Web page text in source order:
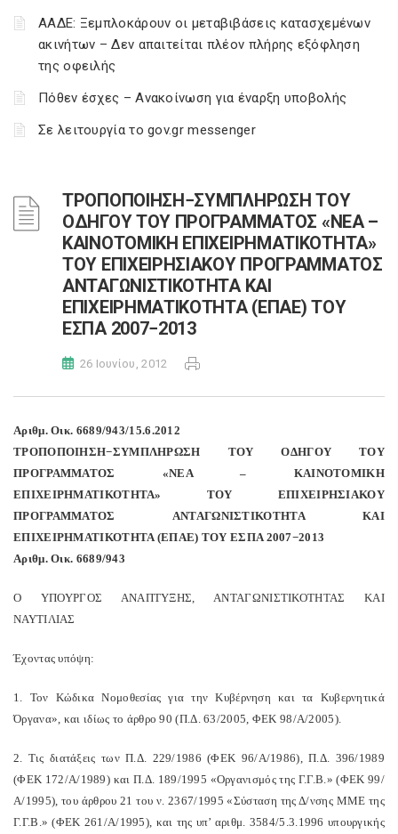
ΑΑΔΕ: Ξεμπλοκάρουν οι μεταβιβάσεις κατασχεμένων
ακινήτων – Δεν απαιτείται πλέον πλήρης εξόφληση
της οφειλής
Πόθεν έσχες – Ανακοίνωση για έναρξη υποβολής
Σε λειτουργία το gov.gr messenger
ΤΡΟΠΟΠΟΙΗΣΗ−ΣΥΜΠΛΗΡΩΣΗ ΤΟΥ
ΟΔΗΓΟΥ ΤΟΥ ΠΡΟΓΡΑΜΜΑΤΟΣ «ΝΕΑ –
ΚΑΙΝΟΤΟΜΙΚΗ ΕΠΙΧΕΙΡΗΜΑΤΙΚΟΤΗΤΑ»
ΤΟΥ ΕΠΙΧΕΙΡΗΣΙΑΚΟΥ ΠΡΟΓΡΑΜΜΑΤΟΣ
ΑΝΤΑΓΩΝΙΣΤΙΚΟΤΗΤΑ ΚΑΙ
ΕΠΙΧΕΙΡΗΜΑΤΙΚΟΤΗΤΑ (ΕΠΑΕ) ΤΟΥ
ΕΣΠΑ 2007−2013
26 Ιουνίου, 2012
Αριθμ. Οικ. 6689/943/15.6.2012
ΤΡΟΠΟΠΟΙΗΣΗ−ΣΥΜΠΛΗΡΩΣΗ ΤΟΥ ΟΔΗΓΟΥ ΤΟΥ
ΠΡΟΓΡΑΜΜΑΤΟΣ «ΝΕΑ – ΚΑΙΝΟΤΟΜΙΚΗ
ΕΠΙΧΕΙΡΗΜΑΤΙΚΟΤΗΤΑ» ΤΟΥ ΕΠΙΧΕΙΡΗΣΙΑΚΟΥ
ΠΡΟΓΡΑΜΜΑΤΟΣ ΑΝΤΑΓΩΝΙΣΤΙΚΟΤΗΤΑ ΚΑΙ
ΕΠΙΧΕΙΡΗΜΑΤΙΚΟΤΗΤΑ (ΕΠΑΕ) ΤΟΥ ΕΣΠΑ 2007−2013
Αριθμ. Οικ. 6689/943
Ο ΥΠΟΥΡΓΟΣ ΑΝΑΠΤΥΞΗΣ, ΑΝΤΑΓΩΝΙΣΤΙΚΟΤΗΤΑΣ ΚΑΙ
ΝΑΥΤΙΛΙΑΣ
Έχοντας υπόψη:
1. Τον Κώδικα Νομοθεσίας για την Κυβέρνηση και τα Κυβερνητικά
Όργανα», και ιδίως το άρθρο 90 (Π.Δ. 63/2005, ΦΕΚ 98/Α/2005).
2. Τις διατάξεις των Π.Δ. 229/1986 (ΦΕΚ 96/Α/1986), Π.Δ. 396/1989
(ΦΕΚ 172/Α/1989) και Π.Δ. 189/1995 «Οργανισμός της Γ.Γ.Β.» (ΦΕΚ 99/
Α/1995), του άρθρου 21 του ν. 2367/1995 «Σύσταση της Δ/νσης ΜΜΕ της
Γ.Γ.Β.» (ΦΕΚ 261/Α/1995), και της υπ’ αριθμ. 3584/5.3.1996 υπουργικής